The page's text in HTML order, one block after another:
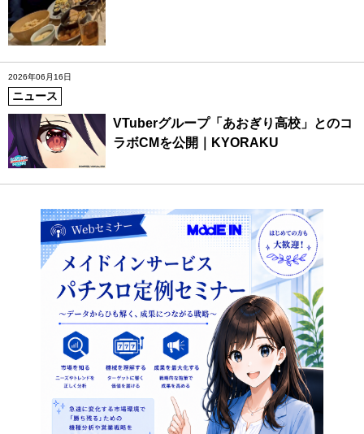
2026年06月16日
ニュース
VTuberグループ「あおぎり高校」とのコ
ラボCMを公開｜KYORAKU